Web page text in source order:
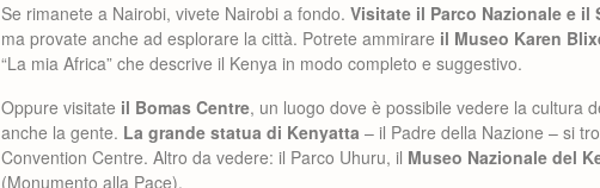
Se rimanete a Nairobi, vivete Nairobi a fondo. Visitate il Parco Nazionale e il
ma provate anche ad esplorare la città. Potrete ammirare il Museo Karen
“La mia Africa” che descrive il Kenya in modo completo e suggestivo.
Oppure visitate il Bomas Centre, un luogo dove è possibile vedere la cultura
anche la gente. La grande statua di Kenyatta – il Padre della Nazione – si
Convention Centre. Altro da vedere: il Parco Uhuru, il Museo Nazionale del
(Monumento alla Pace).